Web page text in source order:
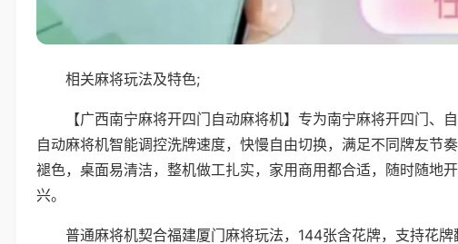
相关麻将玩法及特色;
【广西南宁麻将开四门自动麻将机】专为南宁麻将开四门、
自动麻将机智能调控洗牌速度，快慢自由切换，满足不同牌友节
褪色，桌面易清洁，整机做工扎实，家用商用都合适，随时随地
兴。
普通麻将机契合福建厦门麻将玩法，144张含花牌，支持花